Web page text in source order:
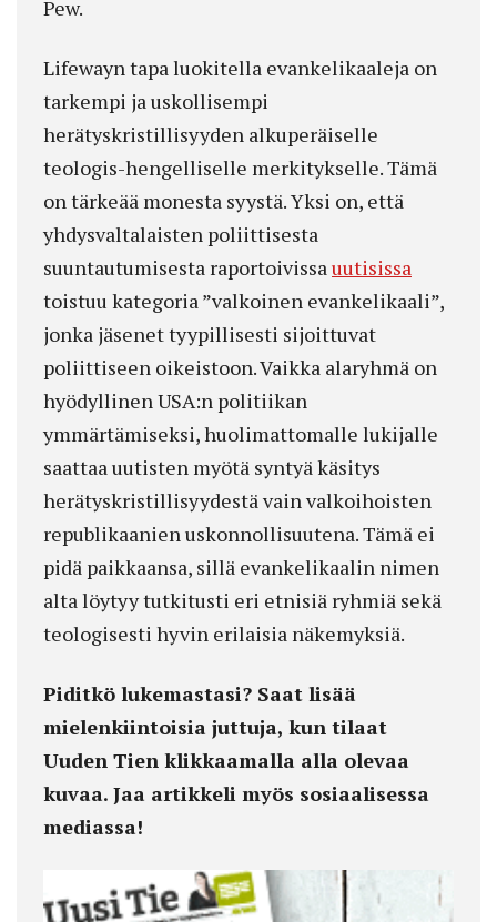
Pew.
Lifewayn tapa luokitella evankelikaaleja on
tarkempi ja uskollisempi
herätyskristillisyyden alkuperäiselle
teologis-hengelliselle merkitykselle. Tämä
on tärkeää monesta syystä. Yksi on, että
yhdysvaltalaisten poliittisesta
suuntautumisesta raportoivissauutisissa
toistuu kategoria ”valkoinen evankelikaali”,
jonka jäsenet tyypillisesti sijoittuvat
poliittiseen oikeistoon. Vaikka alaryhmä on
hyödyllinen USA:n politiikan
ymmärtämiseksi, huolimattomalle lukijalle
saattaa uutisten myötä syntyä käsitys
herätyskristillisyydestä vain valkoihoisten
republikaanien uskonnollisuutena. Tämä ei
pidä paikkaansa, sillä evankelikaalin nimen
alta löytyy tutkitusti eri etnisiä ryhmiä sekä
teologisesti hyvin erilaisia näkemyksiä.
Piditkö lukemastasi? Saat lisää
mielenkiintoisia juttuja, kun tilaat
Uuden Tien klikkaamalla alla olevaa
kuvaa. Jaa artikkeli myös sosiaalisessa
mediassa!